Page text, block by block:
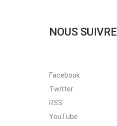
NOUS SUIVRE
Facebook
Twitter
RSS
YouTube